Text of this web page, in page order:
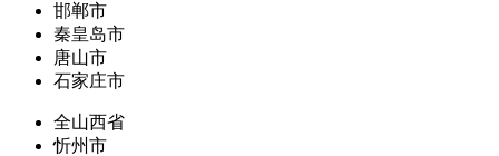
邯郸市
秦皇岛市
唐山市
石家庄市
全山西省
忻州市